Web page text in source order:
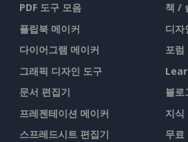
PDF 도구 모음
플립북 메이커
다이어그램 메이커
그래픽 디자인 도구
문서 편집기
프레젠테이션 메이커
스프레드시트 편집기
책 /
디자
포럼
블로
지식
무료